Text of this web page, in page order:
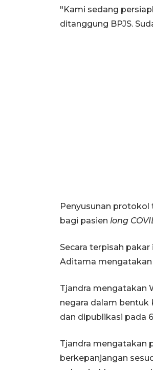
"Kami sedang
ditanggung BPJS.
Penyusunan
bagi pasien long
Secara terpisah
Aditama mengatakan
Tjandra mengatakan
negara dalam bentuk
dan dipublikasi pada
Tjandra mengatakan
berkepanjangan